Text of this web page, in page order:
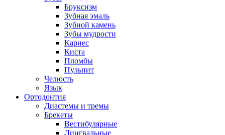
Бруксизм
Зубная эмаль
Зубной камень
Зубы мудрости
Кариес
Киста
Пломбы
Пульпит
Челюсть
Язык
Ортодонтия
Диастемы и тремы
Брекеты
Вестибулярные
Лингвальные